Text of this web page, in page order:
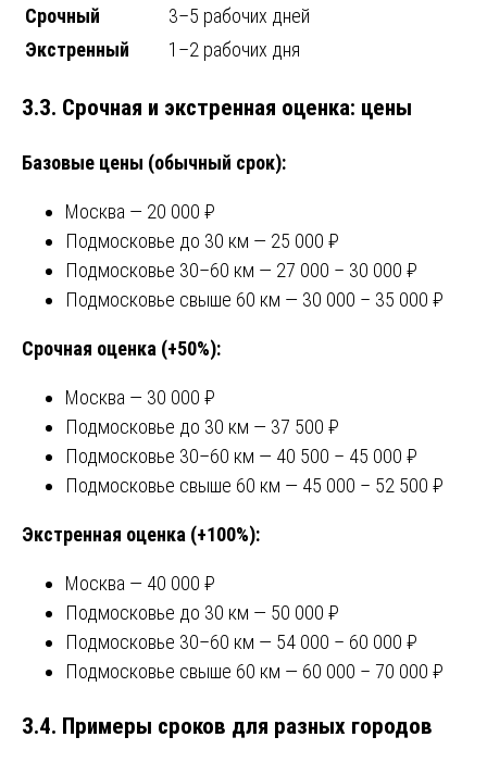
Срочный
3–5 рабочих дней
Экстренный
1–2 рабочих дня
3.3. Срочная и экстренная оценка: цены
Базовые цены (обычный срок):
Москва — 20 000 ₽
Подмосковье до 30 км — 25 000 ₽
Подмосковье 30–60 км — 27 000 – 30 000 ₽
Подмосковье свыше 60 км — 30 000 – 35 000 ₽
Срочная оценка (+50%):
Москва — 30 000 ₽
Подмосковье до 30 км — 37 500 ₽
Подмосковье 30–60 км — 40 500 – 45 000 ₽
Подмосковье свыше 60 км — 45 000 – 52 500 ₽
Экстренная оценка (+100%):
Москва — 40 000 ₽
Подмосковье до 30 км — 50 000 ₽
Подмосковье 30–60 км — 54 000 – 60 000 ₽
Подмосковье свыше 60 км — 60 000 – 70 000 ₽
3.4. Примеры сроков для разных городов